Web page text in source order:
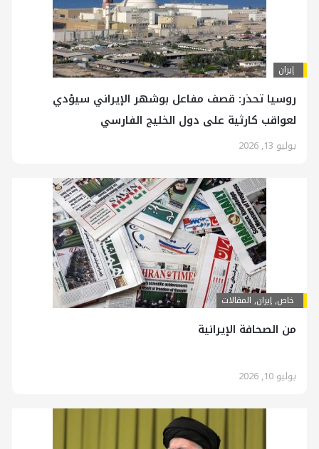
إيران
روسيا تحذر: قصف مفاعل بوشهر الإيراني سيؤدي
لعواقب كارثية على دول الخليج الفارسي
يوليو 13, 2026
خاص,إيران, المقالات
من الصحافة الإيرانية
يوليو 10, 2026